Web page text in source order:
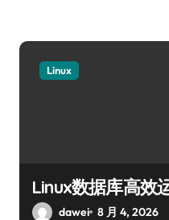
Linux
Linux数据库高效
dawei 8 月 4, 2026